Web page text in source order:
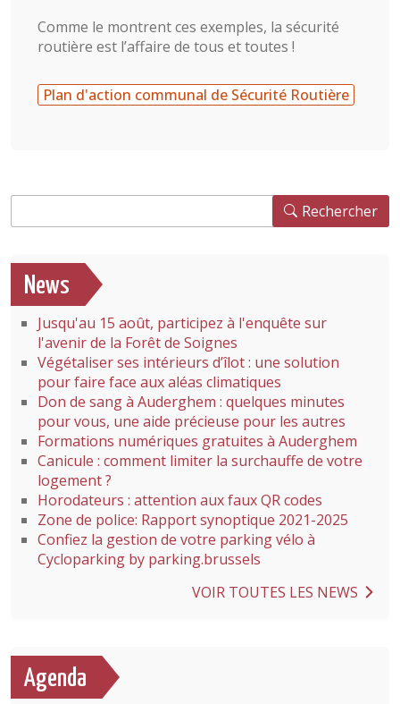
Comme le montrent ces exemples, la sécurité
routière est l’affaire de tous et toutes !
Plan d'action communal de Sécurité Routière
Rechercher
News
Jusqu'au 15 août, participez à l'enquête sur
l'avenir de la Forêt de Soignes
Végétaliser ses intérieurs d’îlot : une solution
pour faire face aux aléas climatiques
Don de sang à Auderghem : quelques minutes
pour vous, une aide précieuse pour les autres
Formations numériques gratuites à Auderghem
Canicule : comment limiter la surchauffe de votre
logement ?
Horodateurs : attention aux faux QR codes
Zone de police: Rapport synoptique 2021-2025
Confiez la gestion de votre parking vélo à
Cycloparking by parking.brussels
VOIR TOUTES LES NEWS
Agenda